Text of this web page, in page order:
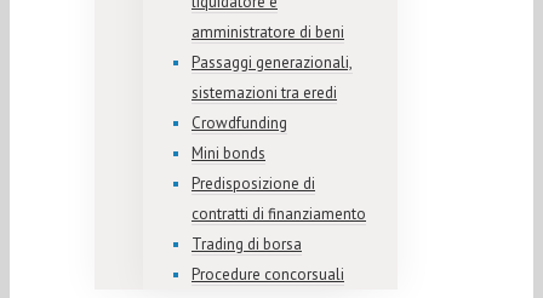
amministratore di beni
Passaggi generazionali,
sistemazioni tra eredi
Crowdfunding
Mini bonds
Predisposizione di
contratti di finanziamento
Trading di borsa
Procedure concorsuali